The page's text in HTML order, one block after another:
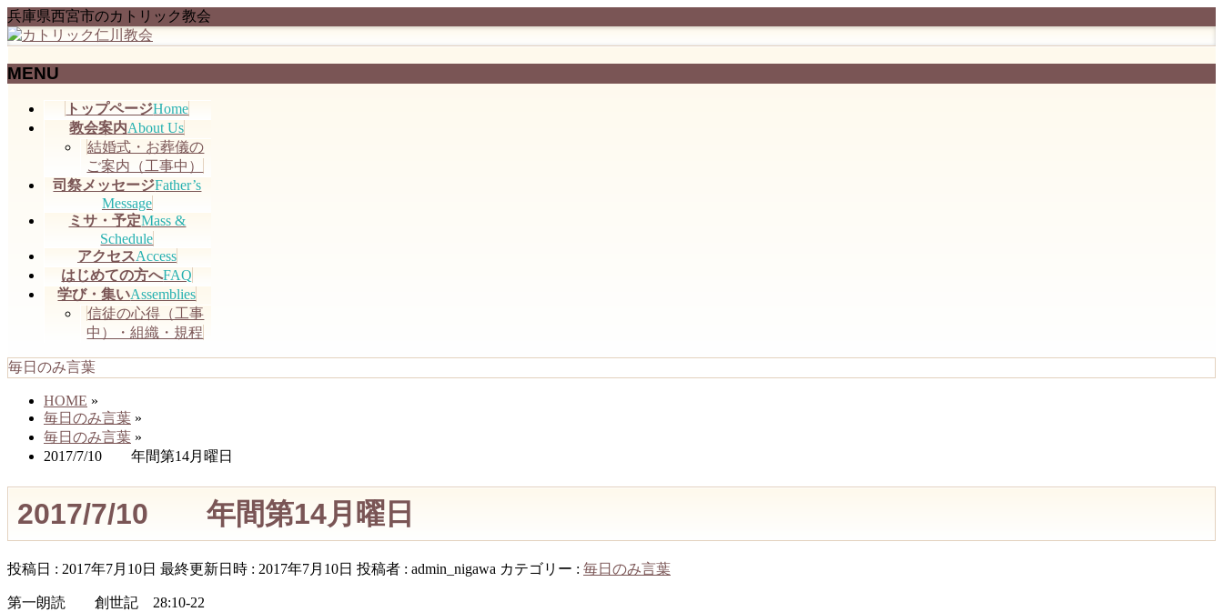
兵庫県西宮市のカトリック教会
MENU
トップページHome
教会案内About Us
結婚式・お葬儀の
ご案内（工事中）
司祭メッセージFather’s
Message
ミサ・予定Mass &
Schedule
アクセスAccess
はじめての方へFAQ
学び・集いAssemblies
信徒の心得（工事
中）・組織・規程
毎日のみ言葉
HOME »
毎日のみ言葉 »
毎日のみ言葉 »
2017/7/10 年間第14月曜日
2017/7/10 年間第14月曜日
投稿日 : 2017年7月10日 最終更新日時 : 2017年7月10日 投稿者 : admin_nigawa カテゴリー : 毎日のみ言葉
第一朗読 創世記 28:10-22